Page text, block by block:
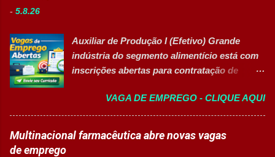
desenvolvimento profissional e um ambiente
voltado para diversidade e inclusão. 👉
CANDIDATAR-SE AGORA 📋 Principais
embalagem, envase, manipulação e
preparação de materiais; ✅ Apoiar a limpeza
técnica das áreas produtivas; ✅ Preencher e
- 5.8.26
Auxiliar de Produção I (Efetivo) Grande
indústria do segmento alimentício está com
inscrições abertas para contratação de
AGORA Resumo da vaga Cargo: Auxiliar de
Produção I Empresa: Grupo 3Corações Tipo
de contratação: Efetivo (CLT) Modelo de
trabalho: Presencial Inscrições até: 10 de
VAGA DE EMPREGO - CLIQUE AQUI
Multinacional farmacêutica abre novas vagas
de emprego